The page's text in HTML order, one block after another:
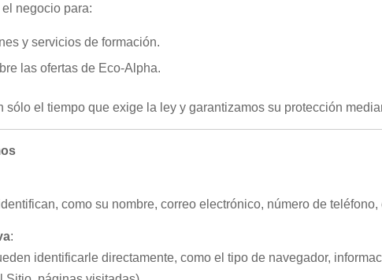
negocio para:
y servicios de formación.
las ofertas de Eco-Alpha.
sólo el tiempo que exige la ley y garantizamos su protección
como su nombre, correo electrónico, número de
:
identificarle directamente, como el tipo de navegador,